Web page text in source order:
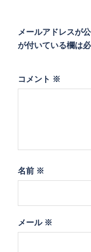
メールアドレスが
が付いている欄は
コメント ※
名前 ※
メール ※